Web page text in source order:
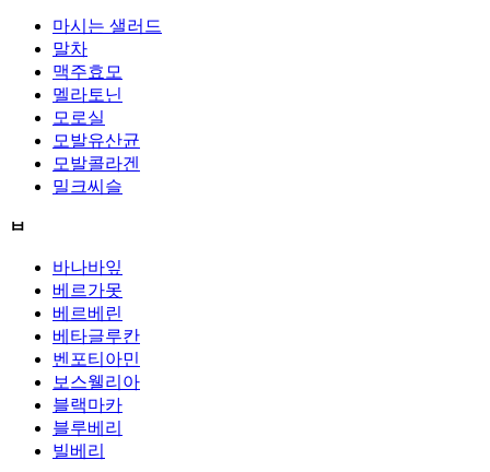
마시는 샐러드
말차
맥주효모
멜라토닌
모로실
모발유산균
모발콜라겐
밀크씨슬
ㅂ
바나바잎
베르가못
베르베린
베타글루칸
벤포티아민
보스웰리아
블랙마카
블루베리
빌베리